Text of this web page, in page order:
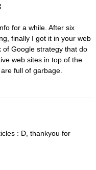
for a while. After six
finally I got it in your web
of Google strategy that do
web sites in top of the
full of garbage.
: D, thankyou for